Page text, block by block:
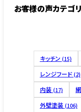
お客様の声カテゴ
キッチン (15)
レンジフード (2)
内装 (17)
外壁塗装 (106)